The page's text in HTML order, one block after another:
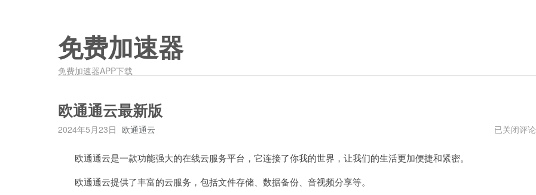
免费加速器
免费加速器APP下载
欧通通云最新版
2024年5月23日 欧通通云
欧
已关闭评论
欧通通云是一款功能强大的在线云服务平台，它连接了你我的世界，让我们的生活更加便捷和紧密。
欧通通云提供了丰富的云服务，包括文件存储、数据备份、音视频分享等。